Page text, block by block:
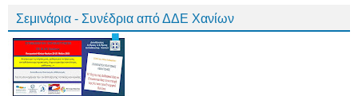
Σεμινάρια - Συνέδρια από ΔΔΕ Χανίων